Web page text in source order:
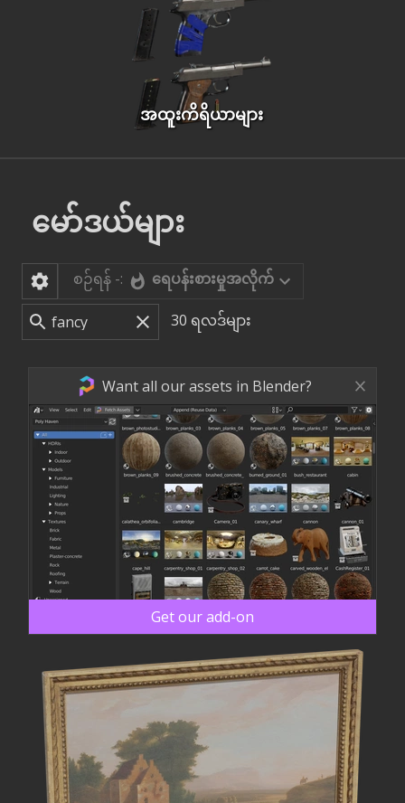
အထူးကိရိယာများ
မော်ဒယ်များ
စဉ်ရန် -: ရေပန်းစားမှုအလိုက်
30 ရလဒ်များ
Want all our assets in Blender?
Get our add-on